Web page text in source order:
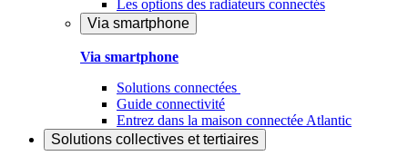
Les options des radiateurs connectés
Via smartphone
Via smartphone
Solutions connectées
Guide connectivité
Entrez dans la maison connectée Atlantic
Solutions collectives et tertiaires